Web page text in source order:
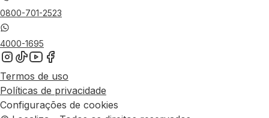
0800-701-2523
4000-1695
Termos de uso
Políticas de privacidade
Configurações de cookies